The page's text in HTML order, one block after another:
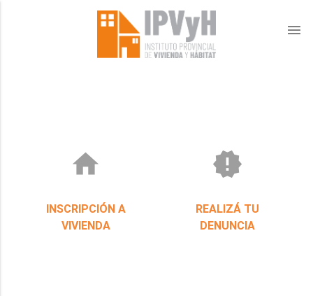
menu
home
INSCRIPCIÓN A
VIVIENDA
new_releases
REALIZÁ TU
DENUNCIA